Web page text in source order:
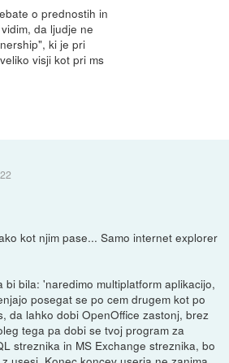
o prednostih in
da ljudje ne
ki je pri
visji kot pri ms
kot njim pase... Samo internet explorer
bi bila: 'naredimo multiplatform aplikacijo,
posegat se po cem drugem kot po
da lahko dobi OpenOffice zastonj, brez
tega pa dobi se tvoj program za
streznika in MS Exchange streznika, bo